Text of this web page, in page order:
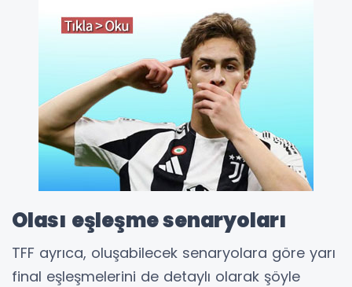
Olası eşleşme senaryoları
TFF ayrıca, oluşabilecek senaryolara göre yarı
final eşleşmelerini de detaylı olarak şöyle